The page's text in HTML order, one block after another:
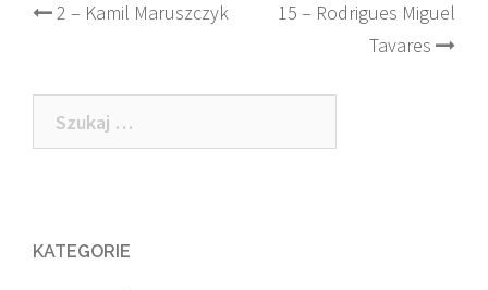
Post
2 – Kamil Maruszczyk
15 – Rodrigues Miguel
Tavares
Szukaj:
KATEGORIE